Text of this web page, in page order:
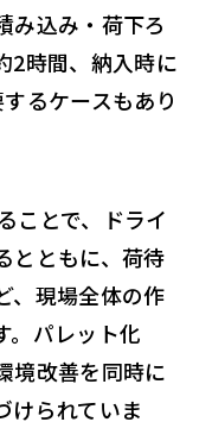
み込み・荷下ろ
2時間、納入時に
るケースもあり
ことで、ドライ
とともに、荷待
、現場全体の作
。パレット化
境改善を同時に
けられていま